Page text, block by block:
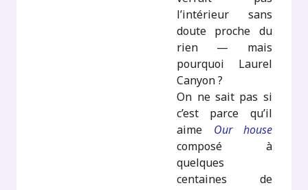
l’intérieur sans
doute proche du
rien — mais
pourquoi Laurel
Canyon ?
On ne sait pas si
c’est parce qu’il
aime Our house
composé à
quelques
centaines de